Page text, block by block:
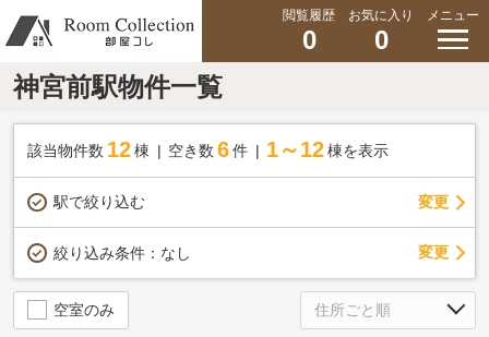
閲覧履歴
0
お気に入り
0
メニュー
神宮前駅物件一覧
該当物件数 12棟 空き数 6 件 1～12 棟を表示
駅で絞り込む 変更
絞り込み条件： なし 変更
空室のみ